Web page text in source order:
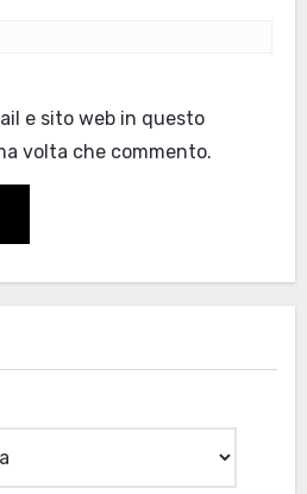
e sito web in questo
volta che commento.